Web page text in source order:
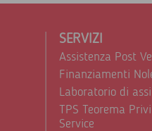
SERVIZI
Assistenza Post
Finanziamenti
Laboratorio di
TPS Teorema
Service